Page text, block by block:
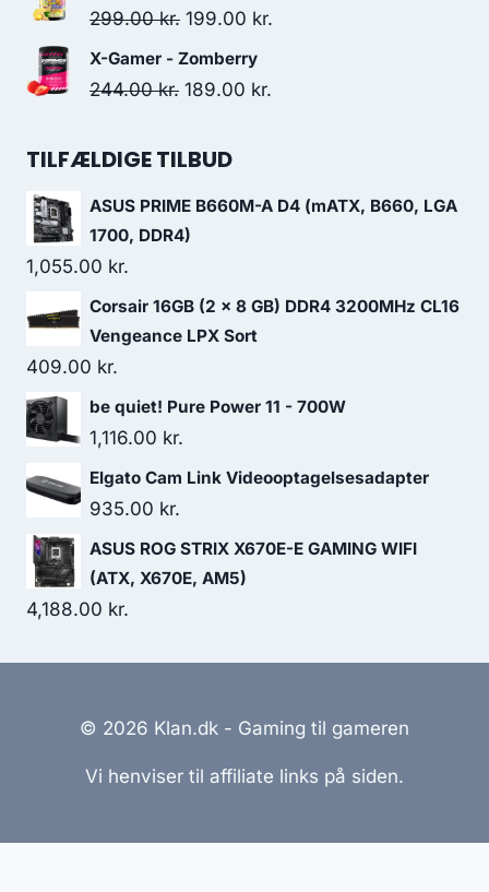
was:
is:
299.00kr. Original
price
was:
199.00 kr.
X-Gamer - Zomberry
244.00kr. Original
was:
189.00 kr.
TILFÆLDIGE TILBUD
ASUS PRIME B660M-A D4 (mATX, B660, LGA
1700, DDR4)
1,055.00 kr.
Corsair 16GB (2 x 8 GB) DDR4 3200MHz CL16
Vengeance LPX Sort
409.00 kr.
be quiet! Pure Power 11 - 700W
1,116.00 kr.
Elgato Cam Link Videooptagelsesadapter
935.00 kr.
ASUS ROG STRIX X670E-E GAMING WIFI
(ATX, X670E, AM5)
4,188.00 kr.
© 2026 Klan.dk - Gaming til gameren
Vi henviser til affiliate links på siden.